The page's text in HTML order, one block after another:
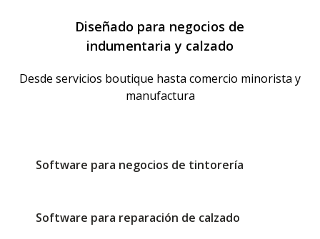
Diseñado para negocios de
indumentaria y calzado
Desde servicios boutique hasta comercio minorista y
manufactura
Software para negocios de tintorería
Software para reparación de calzado